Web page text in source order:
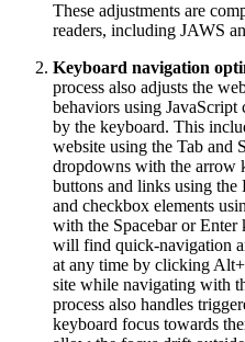
These adjustments are
readers, including JAWS
Keyboard navigation
process also adjusts the
behaviors using JavaScript
by the keyboard. This
website using the Tab and
dropdowns with the arrow
buttons and links using the
and checkbox elements
with the Spacebar or
will find quick-navigation
at any time by clicking
site while navigating with
process also handles
keyboard focus towards